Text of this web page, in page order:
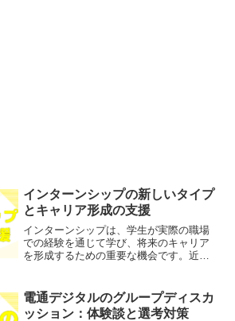
インターンシップの新しいタイプ
とキャリア形成の支援
インターンシップは、学生が実際の職場
での経験を通じて学び、将来のキャリア
を形成するための重要な機会です。近
じて進化しています。この記事では、イ
ンターンシップの新しいタイ...
電通デジタルのグループディスカ
ッション：体験談と選考対策